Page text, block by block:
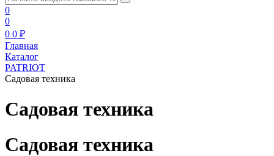
0
0
0 0 ₽
Главная
Каталог
PATRIOT
Садовая техника
Садовая техника
Садовая техника